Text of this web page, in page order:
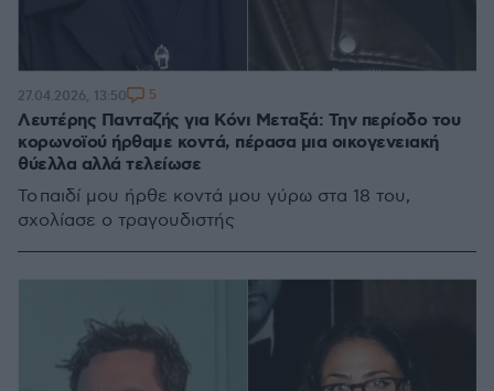
Λευτέρης Πανταζής για Κόνι Μεταξά: Την περίοδο του
κορωνοϊού ήρθαμε κοντά, πέρασα μια οικογενειακή
θύελλα αλλά τελείωσε
Το παιδί μου ήρθε κοντά μου γύρω στα 18 του,
σχολίασε ο τραγουδιστής
27.04.2026, 13:50 5